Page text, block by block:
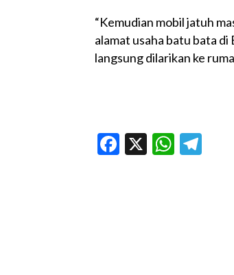
“Kemudian mobil jatuh
alamat usaha batu bata
langsung dilarikan ke
Facebook
X